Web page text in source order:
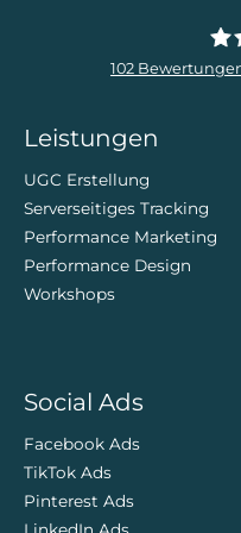
102
Leistungen
UGC Erstellung
Serverseitiges Tracking
Performance Marketing
Performance Design
Workshops
Social Ads
Facebook Ads
TikTok Ads
Pinterest Ads